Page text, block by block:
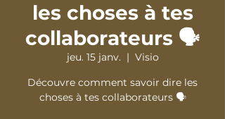
les choses à tes
collaborateurs 🗣️
jeu. 15 janv.
  |
Visio
Découvre comment savoir dire les
choses à tes collaborateurs 🗣️